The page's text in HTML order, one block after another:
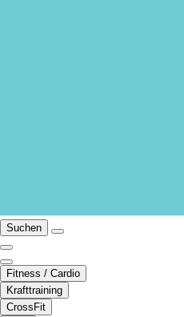
Suchen
Fitness / Cardio
Krafttraining
CrossFit